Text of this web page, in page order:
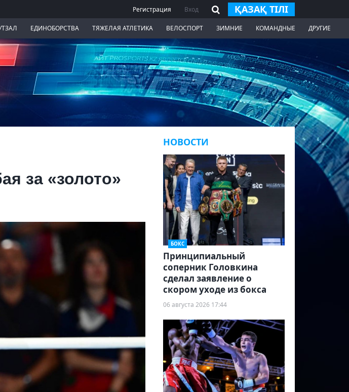
Регистрация Вход ҚАЗАҚ ТІЛІ
ЕДИНОБОРСТВА ТЯЖЕЛАЯ АТЛЕТИКА ВЕЛОСПОРТ ЗИМНИЕ КОМАНДНЫЕ ДРУГИЕ
за «золото»
НОВОСТИ
БОКС
Принципиальный
соперник Головкина
сделал заявление о
скором уходе из бокса
06 августа 2026 17:44